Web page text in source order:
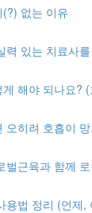
없는 이유
력 있는 치료사
해야 되나요?
오히려 호흡이
벌근육과 함께
용법 정리 (언제,